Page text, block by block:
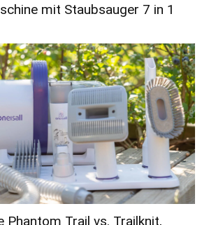
mit Staubsauger 7 in 1
Phantom Trail vs. Trailknit,